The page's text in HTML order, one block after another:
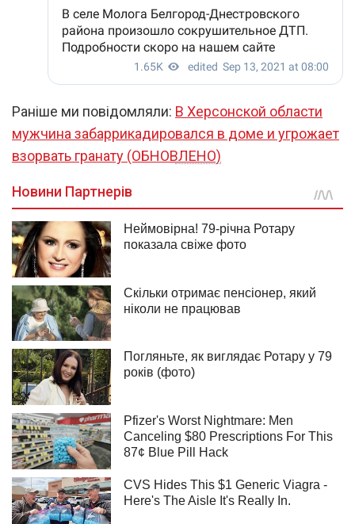
Раніше ми повідомляли: В Херсонской области
мужчина забаррикадировался в доме и угрожает
взорвать гранату (ОБНОВЛЕНО)